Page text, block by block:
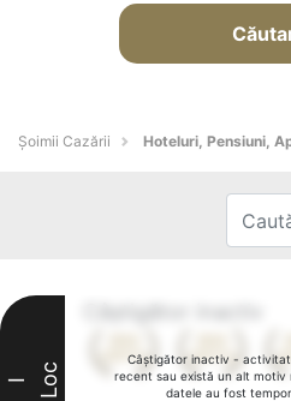
Șoimii Cazării Hoteluri, Pensiuni,
Câștigător inactiv -
recent sau există un alt
datele au fost
I Loc